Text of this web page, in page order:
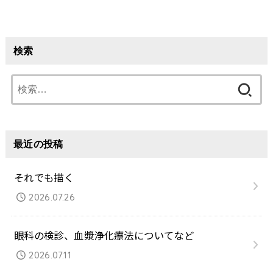
検索
索:
最近の投稿
それでも描く
2026.07.26
眼科の検診、血漿浄化療法についてなど
2026.07.11